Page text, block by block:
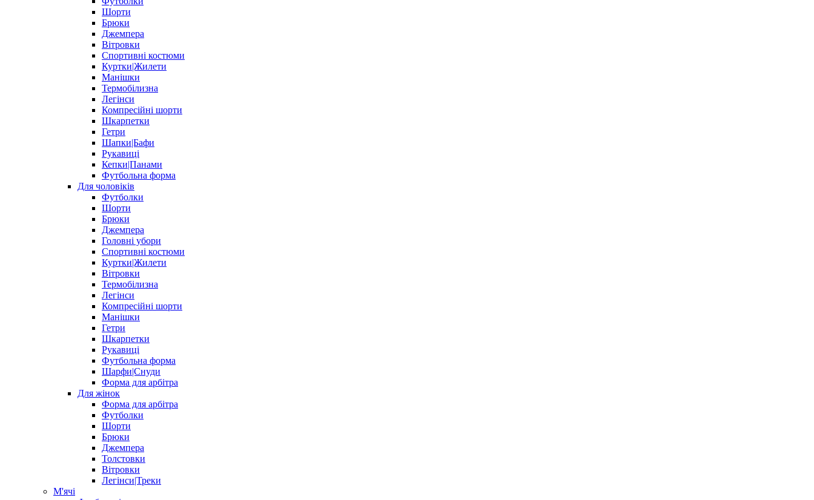
Шорти
Брюки
Джемпера
Вітровки
Спортивні костюми
Куртки|Жилети
Манішки
Термобілизна
Легінси
Компресійні шорти
Шкарпетки
Гетри
Шапки|Бафи
Рукавиці
Кепки|Панами
Футбольна форма
Для чоловіків
Футболки
Шорти
Брюки
Джемпера
Головні убори
Спортивні костюми
Куртки|Жилети
Вітровки
Термобілизна
Легінси
Компресійні шорти
Манішки
Гетри
Шкарпетки
Рукавиці
Футбольна форма
Шарфи|Снуди
Форма для арбітра
Для жінок
Форма для арбітра
Футболки
Шорти
Брюки
Джемпера
Толстовки
Вітровки
Легінси|Треки
М'ячі